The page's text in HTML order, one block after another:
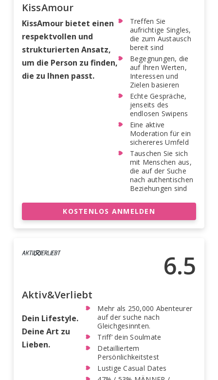
KissAmour
KissAmour bietet einen
respektvollen und
strukturierten Ansatz,
um die Person zu finden,
die zu Ihnen passt.
Treffen Sie
aufrichtige Singles,
die zum Austausch
bereit sind
Begegnungen, die
auf Ihren Werten,
Interessen und
Zielen basieren
Echte Gespräche,
jenseits des
endlosen Swipens
Eine aktive
Moderation für ein
sichereres Umfeld
Tauschen Sie sich
mit Menschen aus,
die auf der Suche
nach authentischen
Beziehungen sind
KOSTENLOS ANMELDEN
6.5
Aktiv&Verliebt
Dein Lifestyle.
Deine Art zu
Lieben.
Mehr als 250,000 Abenteurer
auf der suche nach
Gleichgesinnten.
Triff’ dein Soulmate
Detailliertem
Persönlichkeitstest
Lustige Casual Dates